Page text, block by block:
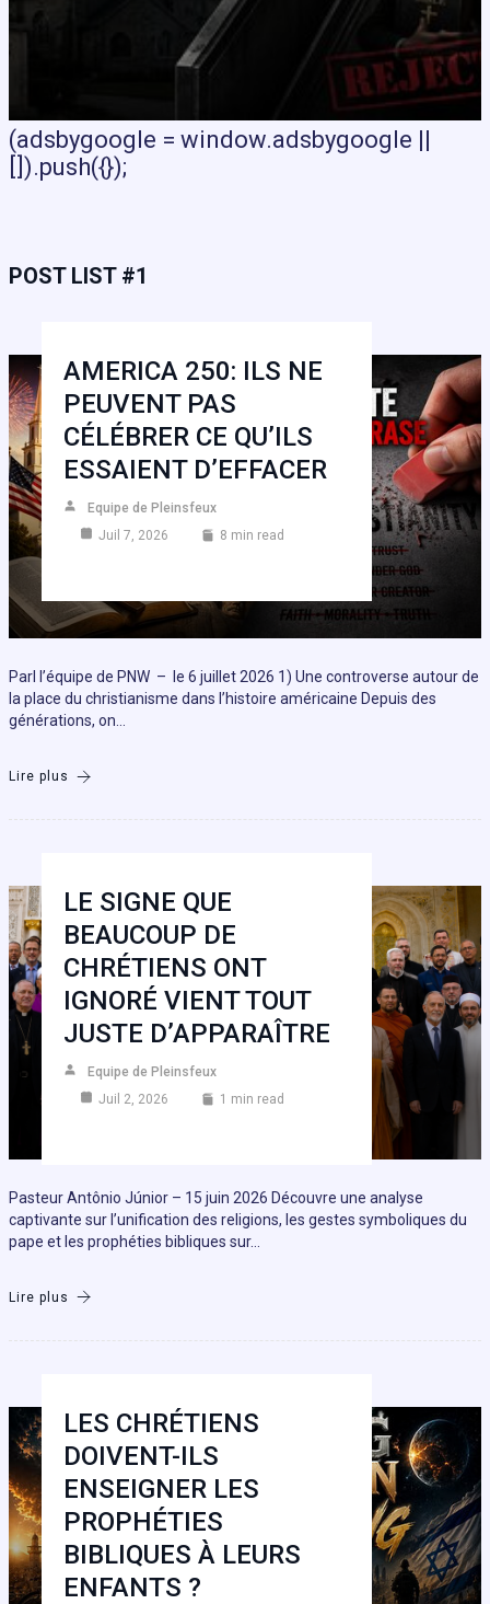
(adsbygoogle = window.adsbygoogle ||
[]).push({});
POST LIST #1
AMERICA 250: ILS NE
PEUVENT PAS
CÉLÉBRER CE QU’ILS
ESSAIENT D’EFFACER
Equipe de Pleinsfeux
Juil 7, 2026
8 min read
Parl l’équipe de PNW – le 6 juillet 2026 1) Une controverse autour de
la place du christianisme dans l’histoire américaine Depuis des
générations, on…
Lire plus
LE SIGNE QUE
BEAUCOUP DE
CHRÉTIENS ONT
IGNORÉ VIENT TOUT
JUSTE D’APPARAÎTRE
Equipe de Pleinsfeux
Juil 2, 2026
1 min read
Pasteur Antônio Júnior – 15 juin 2026 Découvre une analyse
captivante sur l’unification des religions, les gestes symboliques du
pape et les prophéties bibliques sur…
Lire plus
LES CHRÉTIENS
DOIVENT-ILS
ENSEIGNER LES
PROPHÉTIES
BIBLIQUES À LEURS
ENFANTS ?